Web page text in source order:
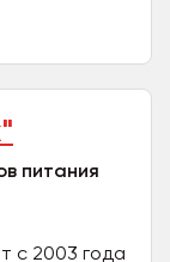
питания
с 2003 года